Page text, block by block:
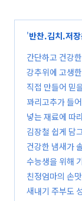
'반찬.김치.저장
간단하고 건강
강추위에 고생
4)
직접 만들어 믿
^^*
(78)
꽈리고추가 들
*^^* (67)
넣는 재료에 따
(67)
김장철 쉽게 담
건강한 냄새가
3)
수능생을 위해
^* (86)
친정엄마의 손
*
(159)
새내기 주부도